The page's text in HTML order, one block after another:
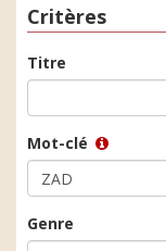
Critères
Titre
Mot-clé
Genre